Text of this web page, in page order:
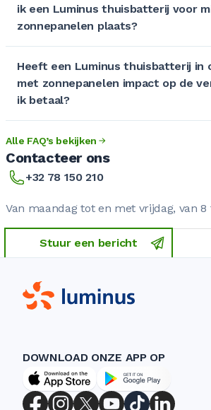
ik een Luminus thuisbatterij voor
zonnepanelen plaats?
Heeft een Luminus thuisbatterij in
met zonnepanelen impact op de
ik betaal?
Alle FAQ’s bekijken
Contacteer ons
+32 78 150 210
Van maandag tot en met vrijdag, van 8
Stuur een bericht
DOWNLOAD ONZE APP OP